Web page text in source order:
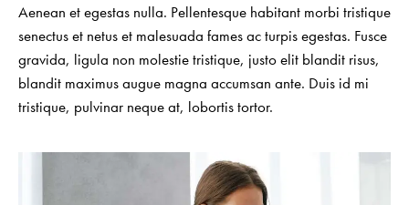
Aenean et egestas nulla. Pellentesque habitant morbi tristique
senectus et netus et malesuada fames ac turpis egestas. Fusce
gravida, ligula non molestie tristique, justo elit blandit risus,
blandit maximus augue magna accumsan ante. Duis id mi
tristique, pulvinar neque at, lobortis tortor.